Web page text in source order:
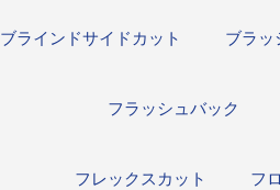
ブラインドサイドカット ブラッ
フラッシュバック
フレックスカット フ